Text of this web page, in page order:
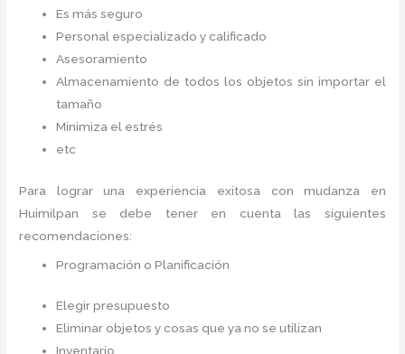
Es más seguro
Personal especializado y calificado
Asesoramiento
Almacenamiento de todos los objetos sin importar el
tamaño
Minimiza el estrés
etc
Para lograr una experiencia exitosa con mudanza en
Huimilpan
se debe tener en cuenta las siguientes
recomendaciones:
Programación o Planificación
Elegir presupuesto
Eliminar objetos y cosas que ya no se utilizan
Inventario